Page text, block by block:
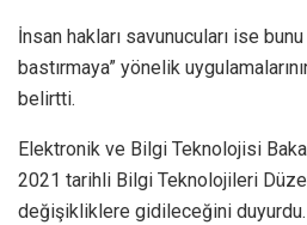
İnsan hakları savunucuları ise
bastırmaya” yönelik
belirtti.
Elektronik ve Bilgi Teknolojisi
2021 tarihli Bilgi Teknolojileri
değişikliklere gidileceğini duyurdu.